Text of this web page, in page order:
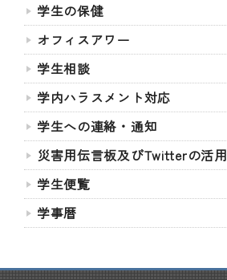
学生の保健
オフィスアワー
学生相談
学内ハラスメント対応
学生への連絡・通知
災害用伝言板及びTwitterの活用
学生便覧
学事暦